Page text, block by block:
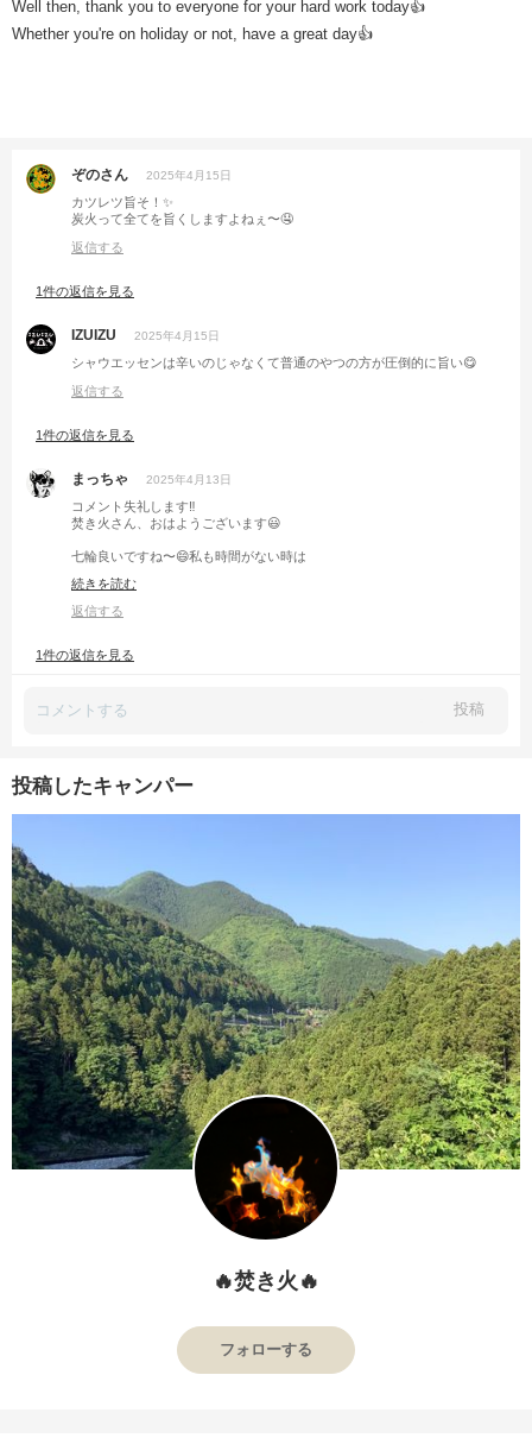
Well then, thank you to everyone for your hard work today👍
Whether you're on holiday or not, have a great day👍
ぞのさん 2025年4月15日
カツレツ旨そ！✨
炭火って全てを旨くしますよねぇ〜🤤
返信する
1件の返信を見る
IZUIZU 2025年4月15日
シャウエッセンは辛いのじゃなくて普通のやつの方が圧倒的に旨い😋
返信する
1件の返信を見る
まっちゃ 2025年4月13日
コメント失礼します‼︎
焚き火さん、おはようございます😃
七輪良いですね〜😄私も時間がない時は
実家にあった七輪がこわれてしまったのですよね🥹
買おうかなぁ😄
続きを読む
返信する
1件の返信を見る
投稿
投稿したキャンパー
🔥焚き火🔥
フォローする